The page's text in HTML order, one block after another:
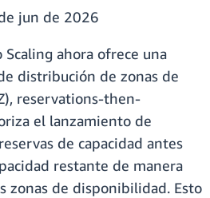
jun de 2026
Scaling ahora ofrece una
distribución de zonas de
reservations-then-
el lanzamiento de
de capacidad antes
restante de manera
zonas de disponibilidad. Esto